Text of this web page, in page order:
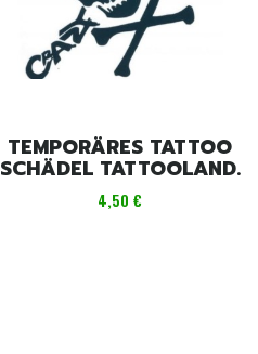
TEMPORÄRES TATTOO
SCHÄDEL TATTOOLAND.
Preis
4,50 €